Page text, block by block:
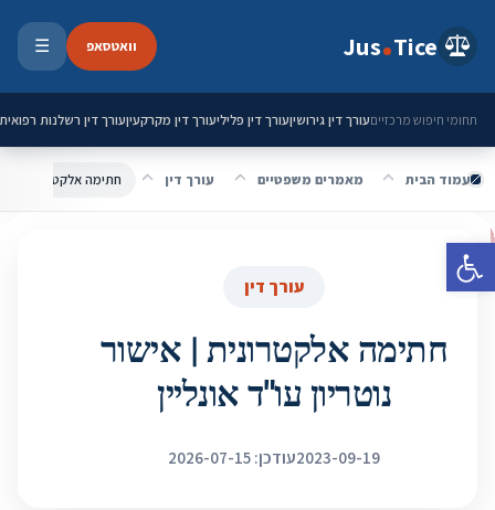
פתח סרגל נגישות
Jus Tice וואטסאפ ☰
תחומי חיפוש מרכזייםעורך דין גירושיןעורך דין פליליעורך דין מקרקעיןעורך דין רשלנות רפואית
עמוד הבית מאמרים משפטיים עורך דין חתימה אלקטרונית |
עורך דין
חתימה אלקטרונית | אישור
נוטריון עו"ד אונליין
2023-09-19עודכן: 2026-07-15